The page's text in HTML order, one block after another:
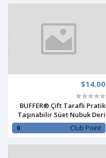
$14.00
BUFFER® Çift Taraflı Pratik
Taşınabilir Süet Nubuk Deri
Çizme Bot Ayakkabı
Temizleme Bakım Fırçası
Club Point:
0